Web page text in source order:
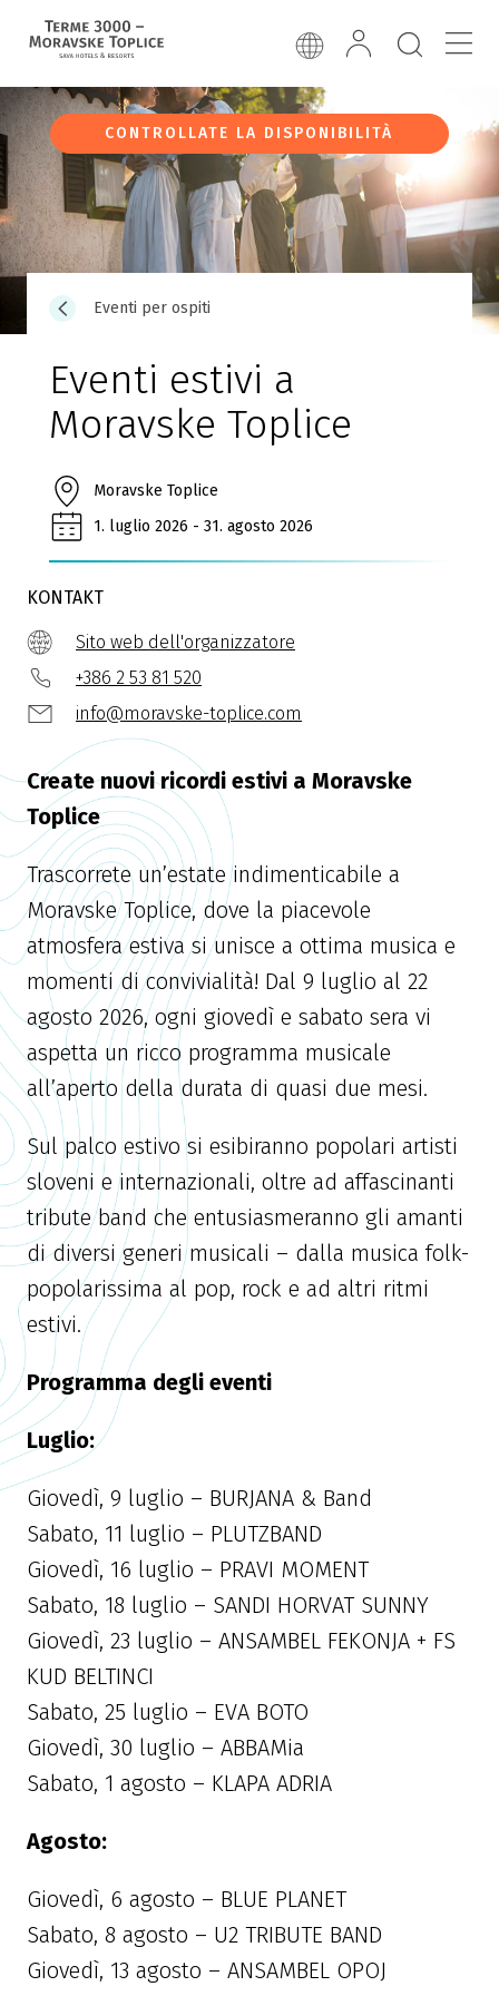
CONTROLLATE LA DISPONIBILITÀ
Eventi per ospiti
Eventi estivi a
Moravske Toplice
Moravske Toplice
1. luglio 2026 - 31. agosto 2026
KONTAKT
Sito web dell'organizzatore
+386 2 53 81 520
info@moravske-toplice.com
Create nuovi ricordi estivi a Moravske
Toplice
Trascorrete un’estate indimenticabile a
Moravske Toplice, dove la piacevole
atmosfera estiva si unisce a ottima musica e
momenti di convivialità! Dal 9 luglio al 22
agosto 2026, ogni giovedì e sabato sera vi
aspetta un ricco programma musicale
all’aperto della durata di quasi due mesi.
Sul palco estivo si esibiranno popolari artisti
sloveni e internazionali, oltre ad affascinanti
tribute band che entusiasmeranno gli amanti
di diversi generi musicali – dalla musica folk-
popolarissima al pop, rock e ad altri ritmi
estivi.
Programma degli eventi
Luglio:
Giovedì, 9 luglio – BURJANA & Band
Sabato, 11 luglio – PLUTZBAND
Giovedì, 16 luglio – PRAVI MOMENT
Sabato, 18 luglio – SANDI HORVAT SUNNY
Giovedì, 23 luglio – ANSAMBEL FEKONJA + FS
KUD BELTINCI
Sabato, 25 luglio – EVA BOTO
Giovedì, 30 luglio – ABBAMia
Sabato, 1 agosto – KLAPA ADRIA
Agosto:
Giovedì, 6 agosto – BLUE PLANET
Sabato, 8 agosto – U2 TRIBUTE BAND
Giovedì, 13 agosto – ANSAMBEL OPOJ